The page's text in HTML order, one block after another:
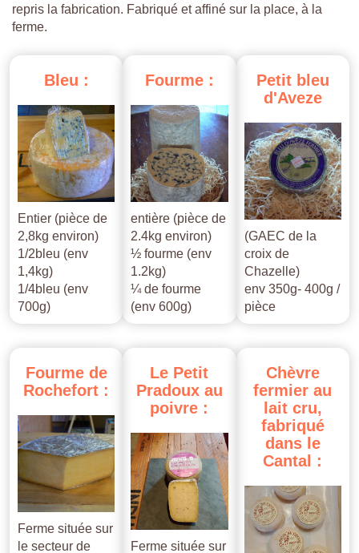
repris la fabrication. Fabriqué et affiné sur la place, à la
ferme.
Bleu :
Entier (pièce de
2,8kg environ)
1/2bleu (env
1,4kg)
1/4bleu (env
700g)
Fourme :
entière (pièce de
2.4kg environ)
½ fourme (env
1.2kg)
¼ de fourme
(env 600g)
Petit bleu
d'Aveze
(GAEC de la
croix de
Chazelle)
env 350g- 400g /
pièce
Fourme de
Rochefort :
Ferme située sur
le secteur de
Le Petit
Pradoux au
poivre :
Ferme située sur
Chèvre
fermier au
lait cru,
fabriqué
dans le
Cantal :